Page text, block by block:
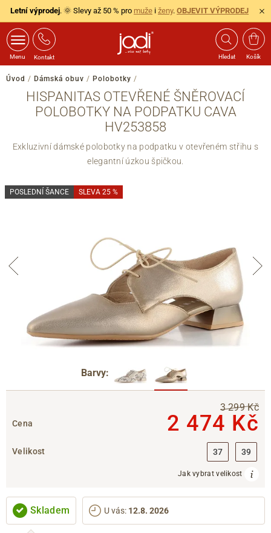
Letní výprodej. 🌞 Slevy až 50 % pro muže i ženy. OBJEVIT VÝPRODEJ
Menu Kontakt Hledat Košík
Úvod / Dámská obuv / Polobotky /
HISPANITAS OTEVŘENÉ ŠNĚROVACÍ
POLOBOTKY NA PODPATKU CAVA
HV253858
Exkluzivní dámské polobotky na podpatku v otevřeném střihu s
elegantní úzkou špičkou.
POSLEDNÍ ŠANCE SLEVA 25 %
Barvy:
Cena
3 299 Kč
2 474 Kč
Velikost 37 39
Jak vybrat velikost
Skladem U vás: 12.8. 2026